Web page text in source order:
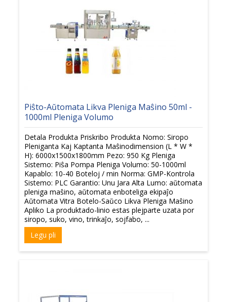
Piŝto-Aŭtomata Likva Pleniga Maŝino 50ml -
1000ml Pleniga Volumo
Detala Produkta Priskribo Produkta Nomo: Siropo
Pleniganta Kaj Kaptanta Maŝinodimension (L * W *
H): 6000x1500x1800mm Pezo: 950 Kg Pleniga
Sistemo: Piŝa Pompa Pleniga Volumo: 50-1000ml
Kapablo: 10-40 Boteloj / min Norma: GMP-Kontrola
Sistemo: PLC Garantio: Unu Jara Alta Lumo: aŭtomata
pleniga maŝino, aŭtomata enboteliga ekipaĵo
Aŭtomata Vitra Botelo-Saŭco Likva Pleniga Maŝino
Apliko La produktado-linio estas plejparte uzata por
siropo, suko, vino, trinkaĵo, sojfabo, ...
Legu pli